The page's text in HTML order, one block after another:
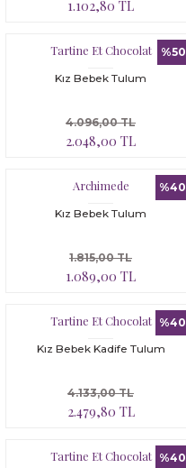
1.102,80 TL
%50
Tartine Et Chocolat
Kız Bebek Tulum
2.048,00 TL
4.096,00 TL
%40
Archimede
Kız Bebek Tulum
1.089,00 TL
1.815,00 TL
%40
Tartine Et Chocolat
Kız Bebek Kadife Tulum
2.479,80 TL
4.133,00 TL
%40
Tartine Et Chocolat